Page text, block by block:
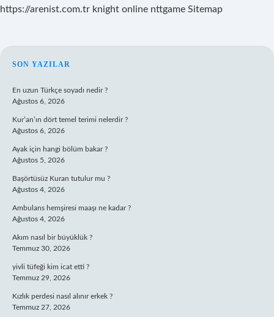
https://arenist.com.tr knight online nttgame Sitemap
SIDEBAR
SON YAZILAR
En uzun Türkçe soyadı nedir ?
Ağustos 6, 2026
Kur’an’ın dört temel terimi nelerdir ?
Ağustos 6, 2026
Ayak için hangi bölüm bakar ?
Ağustos 5, 2026
Başörtüsüz Kuran tutulur mu ?
Ağustos 4, 2026
Ambulans hemşiresi maaşı ne kadar ?
Ağustos 4, 2026
Akım nasıl bir büyüklük ?
Temmuz 30, 2026
yivli tüfeği kim icat etti ?
Temmuz 29, 2026
Kızlık perdesi nasıl alınır erkek ?
Temmuz 27, 2026